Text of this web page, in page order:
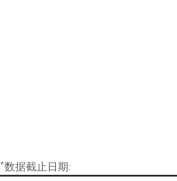
*数据截止日期: